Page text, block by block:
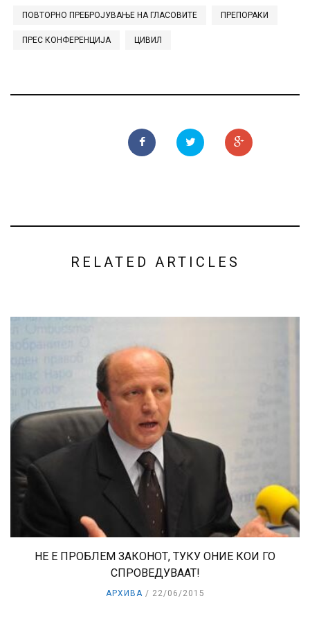
ПОВТОРНО ПРЕБРОЈУВАЊЕ НА ГЛАСОВИТЕ ПРЕПОРАКИ
ПРЕС КОНФЕРЕНЦИЈА ЦИВИЛ
RELATED ARTICLES
НЕ Е ПРОБЛЕМ ЗАКОНОТ, ТУКУ ОНИЕ КОИ ГО
СПРОВЕДУВААТ!
АРХИВА 22/06/2015